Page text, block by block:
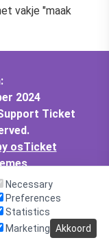
vakje "maak
2024
Ticket
osTicket
Necessary
Preferences
Statistics
Marketing Akkoord